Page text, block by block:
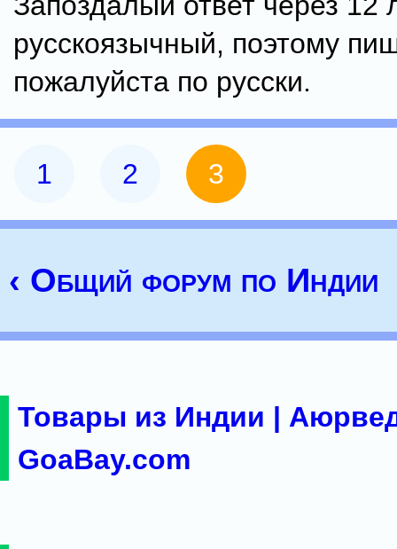
русскоязычный, поэтому
пожалуйста по русски.
1 2 3
‹ Общий форум по Индии
Товары из Индии |
GoaBay.com